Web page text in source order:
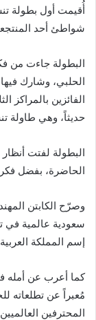
أُقيمت أول بطولة
شواطئ أحد
البطولة جاءت من
الفائزين بالمراكز
حديثاً، وهي طاولة
البطولة لفتت
الحاضرة، بفضل
وصرّح الكابتن
سعودية عالمية في
إسم المملكة
كما أعرب عن أمله
مُعبراً عن تطلعاته
المحترفين